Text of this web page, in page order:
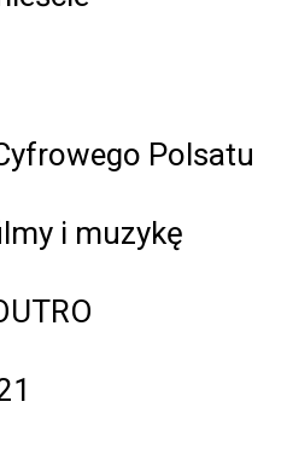
Polsatu
i muzykę